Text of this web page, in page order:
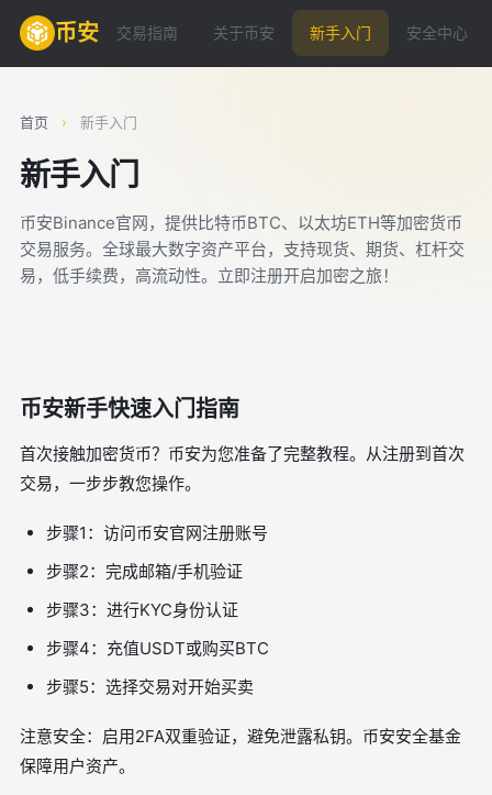
币安 交易指南 关于币安 新手入门 安全中心
首页 › 新手入门
新手入门
币安Binance官网，提供比特币BTC、以太坊ETH等加密货币
交易服务。全球最大数字资产平台，支持现货、期货、杠杆交
易，低手续费，高流动性。立即注册开启加密之旅！
币安新手快速入门指南
首次接触加密货币？币安为您准备了完整教程。从注册到首次
交易，一步步教您操作。
步骤1：访问币安官网注册账号
步骤2：完成邮箱/手机验证
步骤3：进行KYC身份认证
步骤4：充值USDT或购买BTC
步骤5：选择交易对开始买卖
注意安全：启用2FA双重验证，避免泄露私钥。币安安全基金
保障用户资产。